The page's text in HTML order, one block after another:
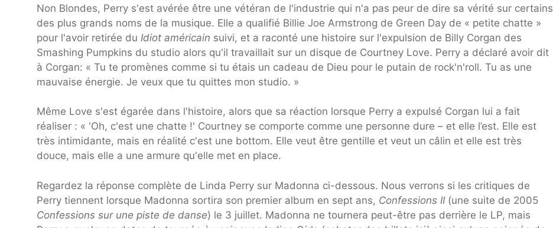
Non Blondes, Perry s'est avérée être une vétéran de l'industrie qui n'a pas peur de dire sa vérité sur certains
des plus grands noms de la musique. Elle a qualifié Billie Joe Armstrong de Green Day de « petite chatte »
pour l'avoir retirée du Idiot américain suivi, et a raconté une histoire sur l'expulsion de Billy Corgan des
Smashing Pumpkins du studio alors qu'il travaillait sur un disque de Courtney Love. Perry a déclaré avoir dit
à Corgan: « Tu te promènes comme si tu étais un cadeau de Dieu pour le putain de rock'n'roll. Tu as une
mauvaise énergie. Je veux que tu quittes mon studio. »
Même Love s'est égarée dans l'histoire, alors que sa réaction lorsque Perry a expulsé Corgan lui a fait
réaliser : « 'Oh, c'est une chatte !' Courtney se comporte comme une personne dure – et elle l’est. Elle est
très intimidante, mais en réalité c'est une bottom. Elle veut être gentille et veut un câlin et elle est très
douce, mais elle a une armure qu'elle met en place.
Regardez la réponse complète de Linda Perry sur Madonna ci-dessous. Nous verrons si les critiques de
Perry tiennent lorsque Madonna sortira son premier album en sept ans, Confessions II (une suite de 2005
Confessions sur une piste de danse) le 3 juillet. Madonna ne tournera peut-être pas derrière le LP, mais